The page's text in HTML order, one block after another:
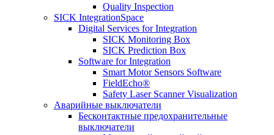
Quality Inspection
SICK IntegrationSpace
Digital Services for Integration
SICK Monitoring Box
SICK Prediction Box
Software for Integration
Smart Motor Sensors Software
FieldEcho®
Safety Laser Scanner Visualization
Аварийные выключатели
Бесконтактные предохранительные
выключатели